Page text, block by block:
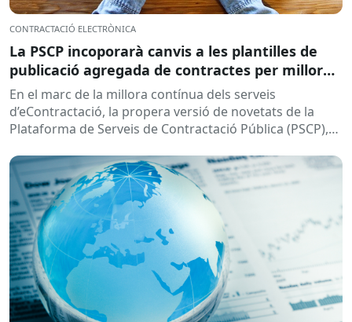
CONTRACTACIÓ ELECTRÒNICA
La PSCP incoporarà canvis a les plantilles de
publicació agregada de contractes per millorar
la integració amb el RPC
En el marc de la millora contínua dels serveis
d’eContractació, la propera versió de novetats de la
Plataforma de Serveis de Contractació Pública (PSCP),